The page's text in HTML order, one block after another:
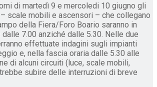
di martedì 9 e mercoledi 10 giugno gli
scale mobili e ascensori – che collegano
della Fiera/Foro Boario saranno in
7.00 anziché dalle 5.30. Nelle due
effettuate indagini sugli impianti
e, nella fascia oraria dalle 5.30 alle
di alcuni circuiti (luce, scale mobili,
subire delle interruzioni di breve